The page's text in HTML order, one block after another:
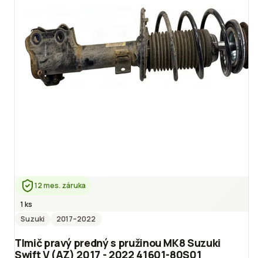
12 mes. záruka
1 ks
Suzuki
2017–2022
Tlmič pravý predný s pružinou MK8 Suzuki
Swift V (AZ) 2017 - 2022 41601-80S01